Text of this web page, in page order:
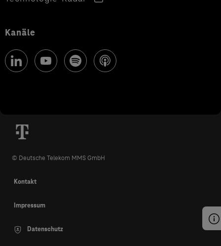
Kanäle
© Deutsche Telekom MMS GmbH
Kontakt
Impressum
Datenschutz